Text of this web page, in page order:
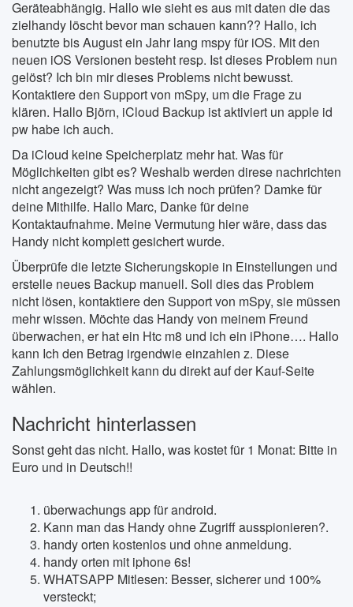
Geräteabhängig. Hallo wie sieht es aus mit daten die das
zielhandy löscht bevor man schauen kann?? Hallo, ich
benutzte bis August ein Jahr lang mspy für iOS. Mit den
neuen iOS Versionen besteht resp. Ist dieses Problem nun
gelöst? Ich bin mir dieses Problems nicht bewusst.
Kontaktiere den Support von mSpy, um die Frage zu
klären. Hallo Björn, iCloud Backup ist aktiviert un apple id
pw habe ich auch.
Da iCloud keine Speicherplatz mehr hat. Was für
Möglichkeiten gibt es? Weshalb werden direse nachrichten
nicht angezeigt? Was muss ich noch prüfen? Damke für
deine Mithilfe. Hallo Marc, Danke für deine
Kontaktaufnahme. Meine Vermutung hier wäre, dass das
Handy nicht komplett gesichert wurde.
Überprüfe die letzte Sicherungskopie in Einstellungen und
erstelle neues Backup manuell. Soll dies das Problem
nicht lösen, kontaktiere den Support von mSpy, sie müssen
mehr wissen. Möchte das Handy von meinem Freund
überwachen, er hat ein Htc m8 und ich ein iPhone…. Hallo
kann Ich den Betrag irgendwie einzahlen z. Diese
Zahlungsmöglichkeit kann du direkt auf der Kauf-Seite
wählen.
Nachricht hinterlassen
Sonst geht das nicht. Hallo, was kostet für 1 Monat: Bitte in
Euro und in Deutsch!!
überwachungs app für android.
Kann man das Handy ohne Zugriff ausspionieren?.
handy orten kostenlos und ohne anmeldung.
handy orten mit iphone 6s!
WHATSAPP Mitlesen: Besser, sicherer und 100%
versteckt;